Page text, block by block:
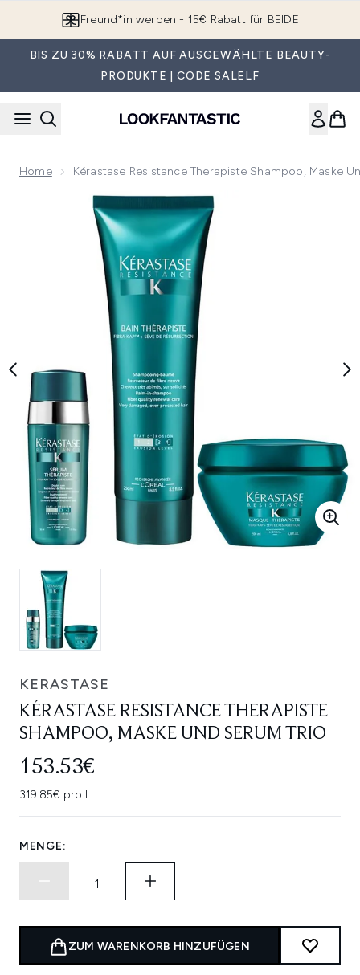
Freund*in werben - 15€ Rabatt für BEIDE
BIS ZU 30% RABATT AUF AUSGEWÄHLTE BEAUTY-
PRODUKTE | CODE SALELF
Home Kérastase Resistance Therapiste Shampoo, Maske
Now showing image 1 Kérastase Resistance Therapiste
KERASTASE
KÉRASTASE RESISTANCE THERAPISTE
SHAMPOO, MASKE UND SERUM TRIO
153.53€
319.85€ pro L
MENGE:
ZUM WARENKORB HINZUFÜGEN